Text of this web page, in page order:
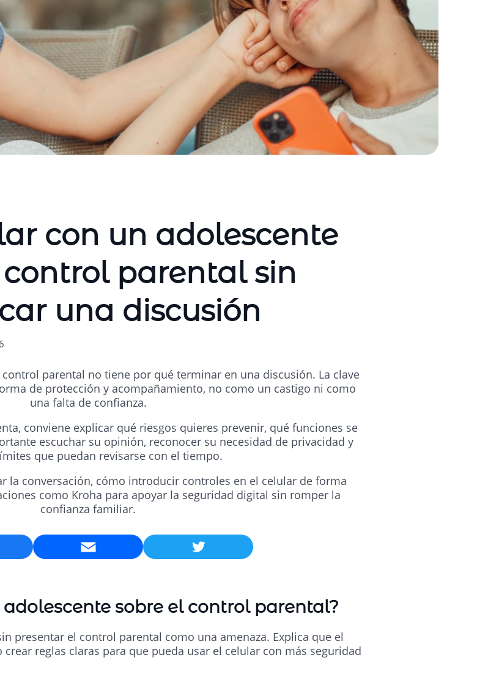
con un adolescente
parental sin
una discusión
parental no tiene por qué terminar en una discusión. La clave
de protección y acompañamiento, no como un castigo ni como
una falta de confianza.
conviene explicar qué riesgos quieres prevenir, qué funciones se
escuchar su opinión, reconocer su necesidad de privacidad y
que puedan revisarse con el tiempo.
la conversación, cómo introducir controles en el celular de forma
como Kroha para apoyar la seguridad digital sin romper la
confianza familiar.
Email
sobre el control parental?
presentar el control parental como una amenaza. Explica que el
reglas claras para que pueda usar el celular con más seguridad